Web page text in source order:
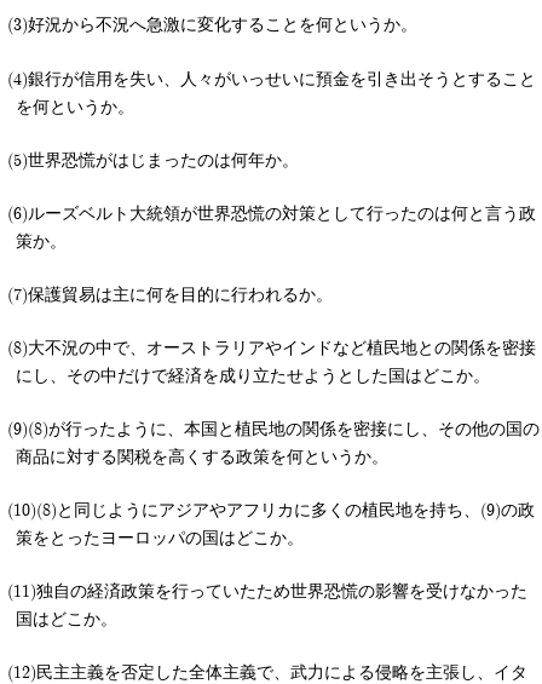
好況から不況へ急激に変化することを何というか。
銀行が信用を失い、人々がいっせいに預金を引き出そうとすること
を何というか。
世界恐慌がはじまったのは何年か。
ルーズベルト大統領が世界恐慌の対策として行ったのは何と言う政
策か。
保護貿易は主に何を目的に行われるか。
大不況の中で、オーストラリアやインドなど植民地との関係を密接
にし、その中だけで経済を成り立たせようとした国はどこか。
(8)が行ったように、本国と植民地の関係を密接にし、その他の国の
商品に対する関税を高くする政策を何というか。
(8)と同じようにアジアやアフリカに多くの植民地を持ち、(9)の政
策をとったヨーロッパの国はどこか。
独自の経済政策を行っていたため世界恐慌の影響を受けなかった
国はどこか。
民主主義を否定した全体主義で、武力による侵略を主張し、イタ